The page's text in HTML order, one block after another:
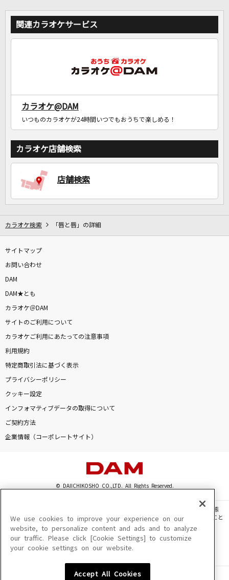
関連カラオケサービス
カラオケ@DAM
いつものカラオケが24時間いつでもおうちで楽しめる！
カラオケ店舗検索
店舗検索
カラオケ検索 「唇と唇」の詳細
サイトマップ
お問い合わせ
DAM
DAM★とも
カラオケ＠DAM
サイトのご利用について
カラオケご利用にあたっての注意事項
利用規約
特定商取引法に基づく表示
プライバシーポリシー
クッキー設定
インフォマティブデータの取得について
ご契約方法
企業情報（コーポレートサイト）
© DAIICHIKOSHO CO.,LTD. All Rights Reserved.
このサイトに掲載されている一切の文章・画像・写真・動画・音声等を、手段や形態
を問わず、著作権法の定める範囲を超えて無断で複製、転載、ファイル化などすること
を禁じます。
楽曲及びコンテンツは、機種によりご利用いただけない場合があります。
楽曲及びコンテンツの配信日、配信内容が変更になる場合があります。
We use cookies to improve your experience on our
website, to personalize content and ads and to analyze
our traffic. Please click [Cookie Settings] to customize
your cookie settings on our website.
Accept All Cookies